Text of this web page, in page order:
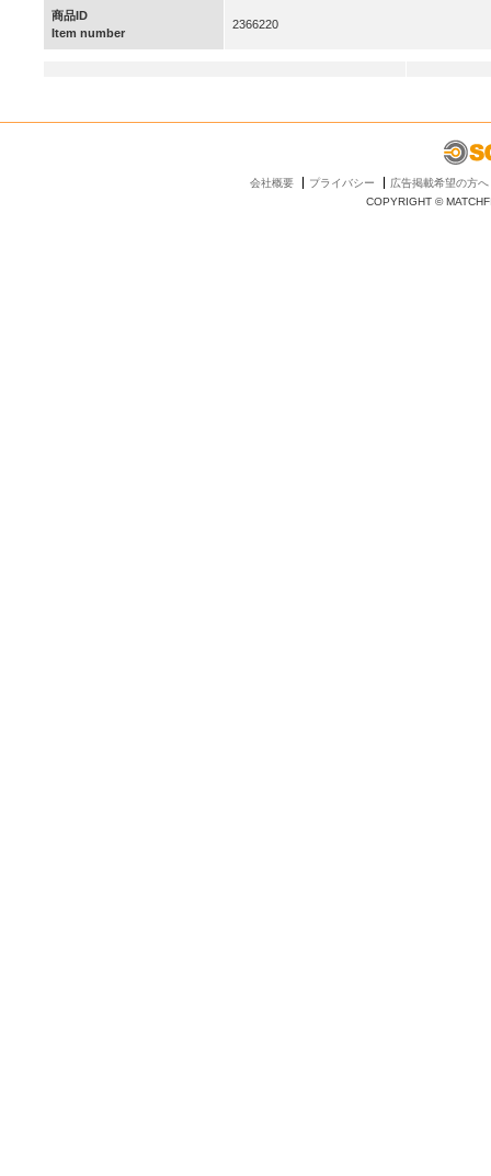
商品ID
Item number
2366220
会社概要 プライバシー
広告掲載希望の方へ
COPYRIGHT ©